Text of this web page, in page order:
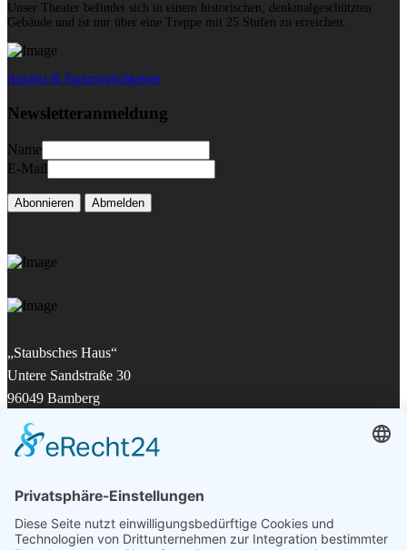
Unser Theater befindet sich in einem historischen, denkmalgeschützten
Gebäude und ist nur über eine Treppe mit 25 Stufen zu erreichen.
Anfahrt & Parkmöglichkeiten
Newsletteranmeldung
Name
E-Mail
Abonnieren Abmelden
„Staubsches Haus“
Untere Sandstraße 30
96049 Bamberg
Tel: +49 (0) 951 67600